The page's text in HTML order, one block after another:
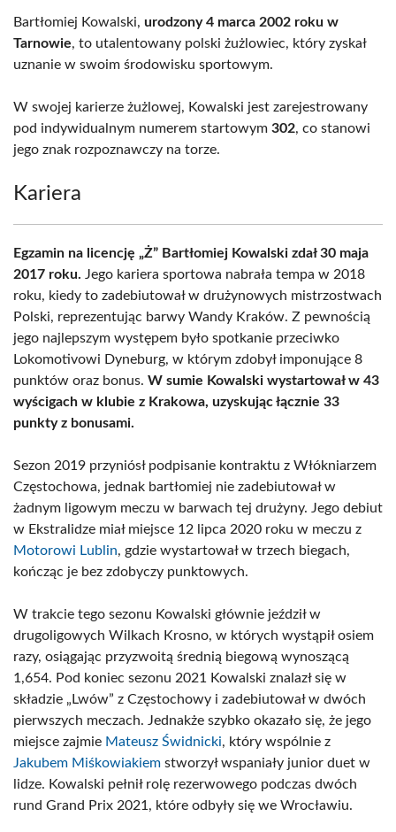
Bartłomiej Kowalski, urodzony 4 marca 2002 roku w
Tarnowie, to utalentowany polski żużlowiec, który zyskał
uznanie w swoim środowisku sportowym.
W swojej karierze żużlowej, Kowalski jest zarejestrowany
pod indywidualnym numerem startowym 302, co stanowi
jego znak rozpoznawczy na torze.
Kariera
Egzamin na licencję „Ż” Bartłomiej Kowalski zdał 30 maja
2017 roku. Jego kariera sportowa nabrała tempa w 2018
roku, kiedy to zadebiutował w drużynowych mistrzostwach
Polski, reprezentując barwy Wandy Kraków. Z pewnością
jego najlepszym występem było spotkanie przeciwko
Lokomotivowi Dyneburg, w którym zdobył imponujące 8
punktów oraz bonus. W sumie Kowalski wystartował w 43
wyścigach w klubie z Krakowa, uzyskując łącznie 33
punkty z bonusami.
Sezon 2019 przyniósł podpisanie kontraktu z Włókniarzem
Częstochowa, jednak bartłomiej nie zadebiutował w
żadnym ligowym meczu w barwach tej drużyny. Jego debiut
w Ekstralidze miał miejsce 12 lipca 2020 roku w meczu z
Motorowi Lublin, gdzie wystartował w trzech biegach,
kończąc je bez zdobyczy punktowych.
W trakcie tego sezonu Kowalski głównie jeździł w
drugoligowych Wilkach Krosno, w których wystąpił osiem
razy, osiągając przyzwoitą średnią biegową wynoszącą
1,654. Pod koniec sezonu 2021 Kowalski znalazł się w
składzie „Lwów” z Częstochowy i zadebiutował w dwóch
pierwszych meczach. Jednakże szybko okazało się, że jego
miejsce zajmie Mateusz Świdnicki, który wspólnie z
Jakubem Miśkowiakiem stworzył wspaniały junior duet w
lidze. Kowalski pełnił rolę rezerwowego podczas dwóch
rund Grand Prix 2021, które odbyły się we Wrocławiu.